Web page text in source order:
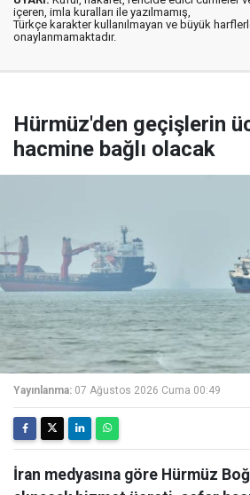
içeren, imla kuralları ile yazılmamış,
Türkçe karakter kullanılmayan ve büyük
onaylanmamaktadır.
Hürmüz'den geçişlerin
hacmine bağlı olacak
Yayınlanma: 07 Ağustos 2026 Cuma 00:49
İran medyasına göre Hürmüz